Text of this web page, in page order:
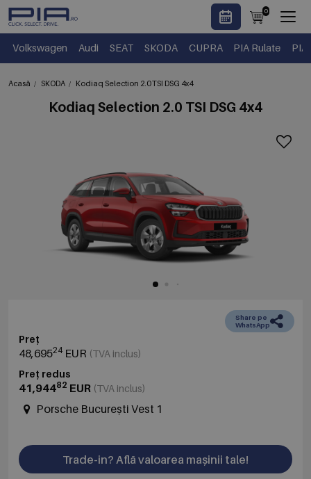
0
Volkswagen Audi SEAT SKODA CUPRA PIA Rulate PIA
Acasă SKODA Kodiaq Selection 2.0 TSI DSG 4x4
Kodiaq Selection 2.0 TSI DSG 4x4
Preț
48,69524 EUR (TVA inclus)
Preț redus
41,94482 EUR (TVA inclus)
Porsche București Vest 1
Share pe
WhatsApp
Trade-in? Află valoarea mașinii tale!